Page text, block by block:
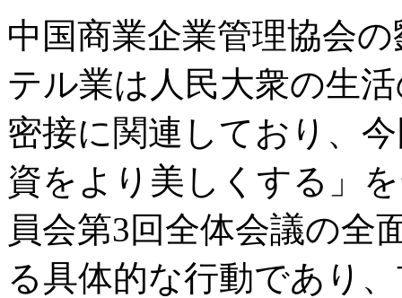
中国商業企業管理協会
テル業は人民大衆の生
密接に関連しており、
資をより美しくする」
員会第3回全体会議の全
る具体的な行動であり